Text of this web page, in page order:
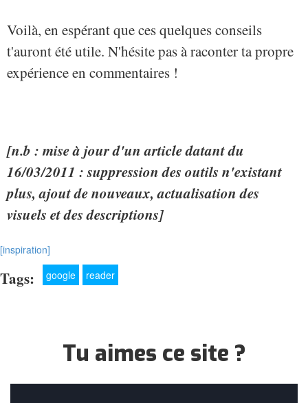
Voilà, en espérant que ces quelques conseils
t'auront été utile. N'hésite pas à raconter ta propre
expérience en commentaires !
[n.b : mise à jour d'un article datant du
16/03/2011 : suppression des outils n'existant
plus, ajout de nouveaux, actualisation des
visuels et des descriptions]
[inspiration]
Tags: google reader
Tu aimes ce site ?